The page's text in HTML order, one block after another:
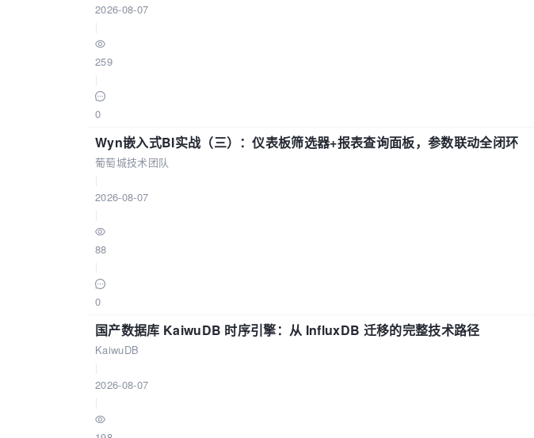
2026-08-07
259
0
Wyn嵌入式BI实战（三）：仪表板筛选器+报表查询面板，参数联动全闭环
葡萄城技术团队
2026-08-07
88
0
国产数据库 KaiwuDB 时序引擎：从 InfluxDB 迁移的完整技术路径
KaiwuDB
2026-08-07